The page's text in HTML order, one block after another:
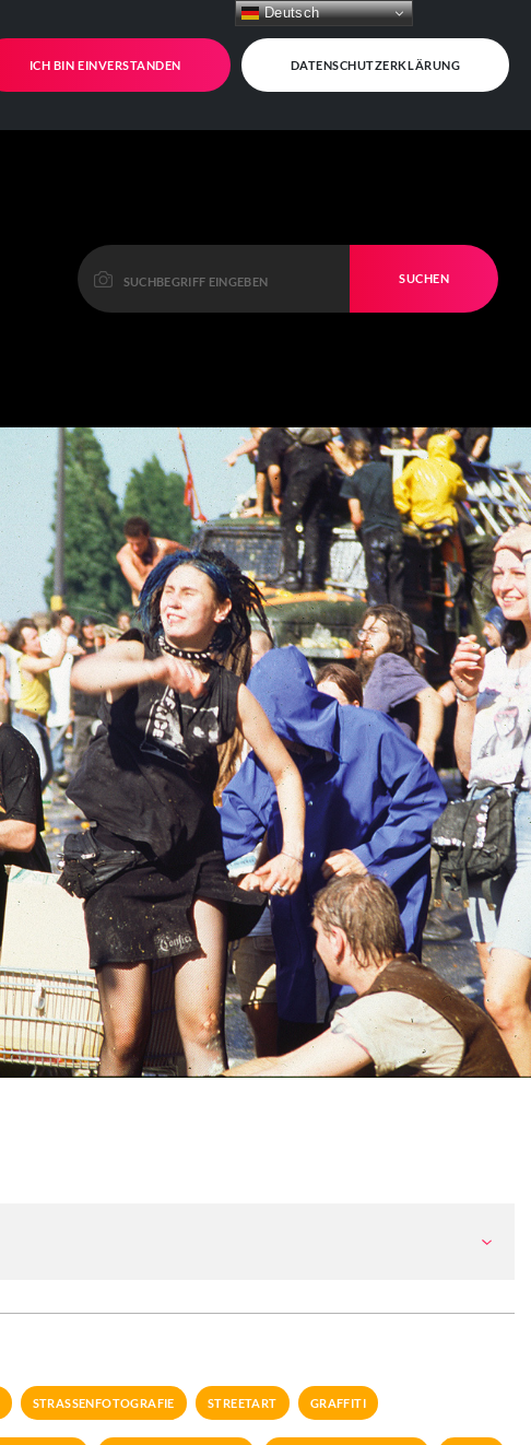
ICH BIN EINVERSTANDEN DATENSCHUTZERKLÄRUNG
SUCHEN
STRASSENFOTOGRAFIE STREETART GRAFFITI
Deutsch